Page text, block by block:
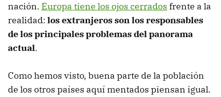
nación. Europa tiene los ojos cerrados frente a la
realidad: los extranjeros son los responsables
de los principales problemas del panorama
actual.
Como hemos visto, buena parte de la población
de los otros países aquí mentados piensan igual.